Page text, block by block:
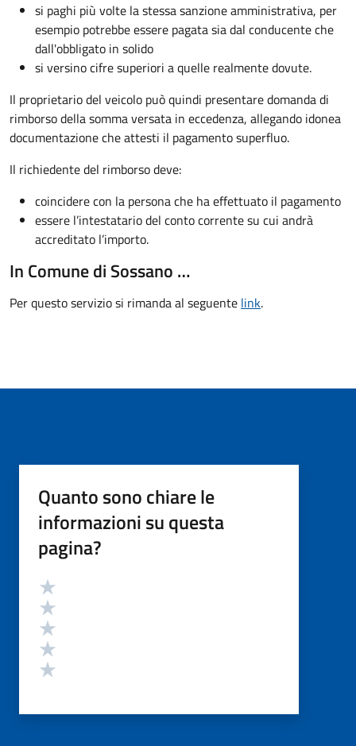
si paghi più volte la stessa sanzione amministrativa, per
esempio potrebbe essere pagata sia dal conducente che
dall'obbligato in solido
si versino cifre superiori a quelle realmente dovute.
Il proprietario del veicolo può quindi presentare domanda di
rimborso della somma versata in eccedenza, allegando idonea
documentazione che attesti il pagamento superfluo.
Il richiedente del rimborso deve:
coincidere con la persona che ha effettuato il pagamento
essere l’intestatario del conto corrente su cui andrà
accreditato l’importo.
In Comune di Sossano …
Per questo servizio si rimanda al seguente link.
Quanto sono chiare le
informazioni su questa
pagina?
Valutazione